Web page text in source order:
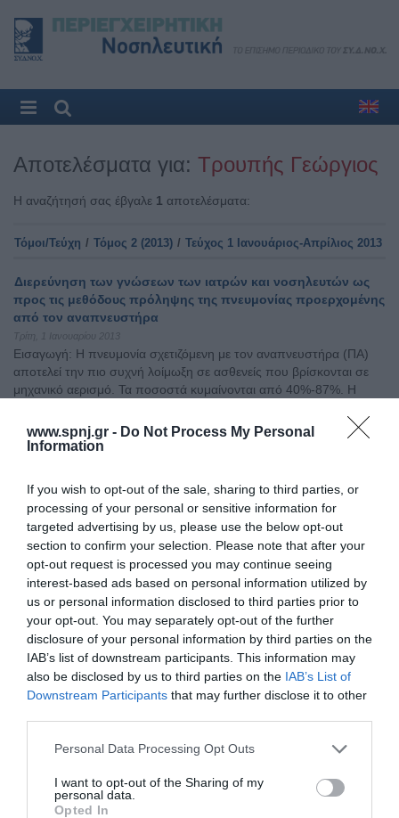
www.spnj.gr - Do Not Process My Personal
Information
If you wish to opt-out of the sale, sharing to third parties, or
processing of your personal or sensitive information for
targeted advertising by us, please use the below opt-out
section to confirm your selection. Please note that after your
opt-out request is processed you may continue seeing
interest-based ads based on personal information utilized by
us or personal information disclosed to third parties prior to
your opt-out. You may separately opt-out of the further
disclosure of your personal information by third parties on the
IAB’s list of downstream participants. This information may
also be disclosed by us to third parties on the IAB’s List of
Downstream Participants that may further disclose it to other
Personal Data Processing Opt Outs
I want to opt-out of the Sharing of my
personal data.
Opted In
Αποτελέσματα για: Τρουπής Γεώργιος
Η αναζήτησή σας έβγαλε 1 αποτελέσματα:
Τόμοι/Τεύχη / Τόμος 2 (2013) / Τεύχος 1 Ιανουάριος-Απρίλιος 2013
Διερεύνηση των γνώσεων των ιατρών και νοσηλευτών ως
προς τις μεθόδους πρόληψης της πνευμονίας προερχομένης
από τον αναπνευστήρα
Τρίτη, 1 Ιανουαρίου 2013
Εισαγωγή: Η πνευμονία σχετιζόμενη με τον αναπνευστήρα (ΠΑ)
αποτελεί την πιο συχνή λοίμωξη σε ασθενείς που βρίσκονται σε
μηχανικό αερισμό. Τα ποσοστά κυμαίνονται από 40%-87%. Η
ανοσιακή απάντηση του ασθενούς, από το χρόνο έναρξης των
συμπτωμάτων και της θεραπευτικής παρέμβασης. Σκοπός:
Καλωσόρισμα
Συντακτική Επιτροπή
Οδηγίες για συγγραφείς
Εθνική Αναγνώριση
Συγγραφείς
Σύνδεσμοι